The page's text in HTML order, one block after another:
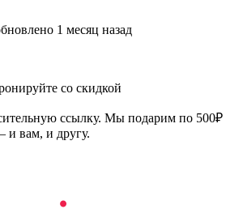
1 месяц назад
со скидкой
ссылку. Мы подарим по 500₽
и вам, и другу.